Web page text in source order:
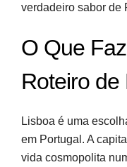
verdadeiro sabor de
O Que
Roteiro
Lisboa é uma
em Portugal. A
vida cosmopolita